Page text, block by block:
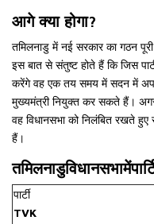
आगे क्या होगा?
तमिलनाडु में नई सरकार का गठन
इस बात से संतुष्ट होते हैं कि जिस
करेंगे वह एक तय समय में सदन में
मुख्यमंत्री नियुक्त कर सकते हैं। अगर
वह विधानसभा को निलंबित रखते हुए
हैं।
तमिलनाडुविधानसभामें
पार्टी
TVK